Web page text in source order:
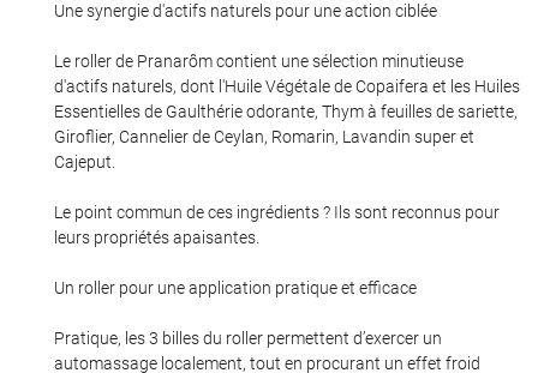
Une synergie d'actifs naturels pour une action ciblée
Le roller de Pranarôm contient une sélection minutieuse
d'actifs naturels, dont l'Huile Végétale de Copaifera et les Huiles
Essentielles de Gaulthérie odorante, Thym à feuilles de sariette,
Giroflier, Cannelier de Ceylan, Romarin, Lavandin super et
Cajeput.
Le point commun de ces ingrédients ? Ils sont reconnus pour
leurs propriétés apaisantes.
Un roller pour une application pratique et efficace
Pratique, les 3 billes du roller permettent d’exercer un
automassage localement, tout en procurant un effet froid